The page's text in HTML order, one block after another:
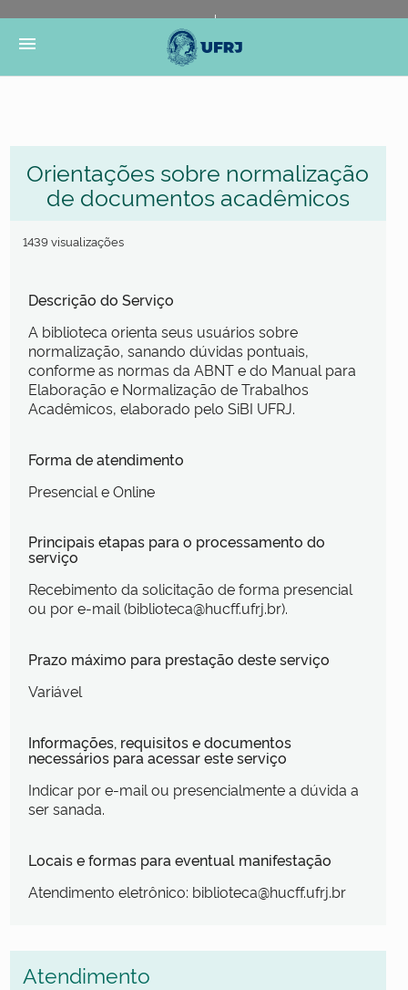
Portal do Governo Brasileiro
Governo
menu
Orientações sobre normalização
de documentos acadêmicos
1439 visualizações
Descrição do Serviço
A biblioteca orienta seus usuários sobre
normalização, sanando dúvidas pontuais,
conforme as normas da ABNT e do Manual para
Elaboração e Normalização de Trabalhos
Acadêmicos, elaborado pelo SiBI UFRJ.
Forma de atendimento
Presencial e Online
Principais etapas para o processamento do
serviço
Recebimento da solicitação de forma presencial
ou por e-mail (biblioteca@hucff.ufrj.br).
Prazo máximo para prestação deste serviço
Variável
Informações, requisitos e documentos
necessários para acessar este serviço
Indicar por e-mail ou presencialmente a dúvida a
ser sanada.
Locais e formas para eventual manifestação
Atendimento eletrônico: biblioteca@hucff.ufrj.br
Atendimento